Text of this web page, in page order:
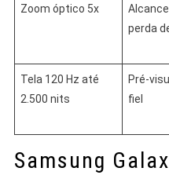
Zoom óptico 5x
perda
Tela 120 Hz até
2.500 nits
Pré-
fiel
Samsung